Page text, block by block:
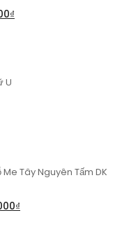
₫
U
Tây Nguyên Tấm DK
₫